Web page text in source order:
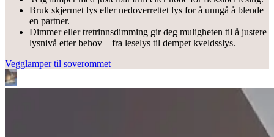
Bruk skjermet lys eller nedoverrettet lys for å unngå å blende
en partner.
Dimmer eller tretrinnsdimming gir deg muligheten til å justere
lysnivå etter behov – fra leselys til dempet kveldsslys.
Vegglamper til soverommet